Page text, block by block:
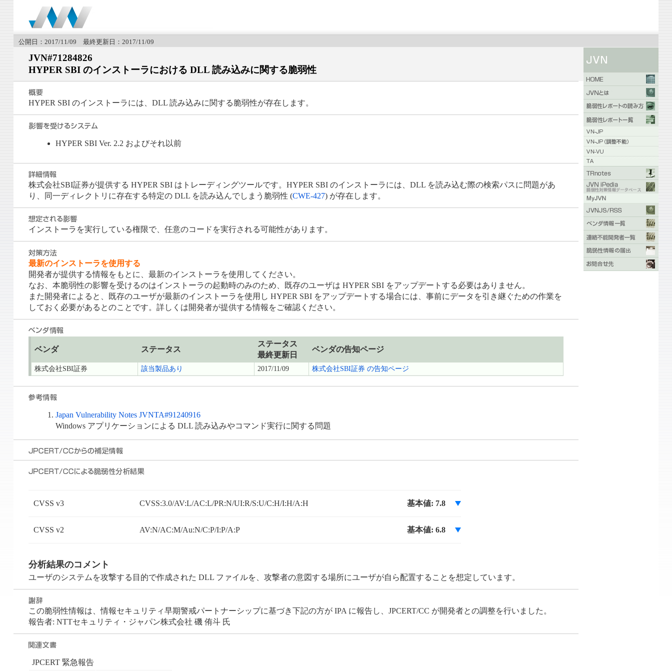
公開日：2017/11/09 最終更新日：2017/11/09
JVN#71284826
HYPER SBI のインストーラにおける DLL 読み込みに関する脆弱性
HYPER SBI のインストーラには、DLL 読み込みに関する脆弱性が存在します。
HYPER SBI Ver. 2.2 およびそれ以前
株式会社SBI証券が提供する HYPER SBI はトレーディングツールです。HYPER SBI のインストーラには、DLL を読み込む際の検索パスに問題があ
り、同一ディレクトリに存在する特定の DLL を読み込んでしまう脆弱性 (CWE-427) が存在します。
インストーラを実行している権限で、任意のコードを実行される可能性があります。
最新のインストーラを使用する
開発者が提供する情報をもとに、最新のインストーラを使用してください。
なお、本脆弱性の影響を受けるのはインストーラの起動時のみのため、既存のユーザは HYPER SBI をアップデートする必要はありません。
また開発者によると、既存のユーザが最新のインストーラを使用し HYPER SBI をアップデートする場合には、事前にデータを引き継ぐための作業を
しておく必要があるとのことです。詳しくは開発者が提供する情報をご確認ください。
ベンダ ステータス
ステータス
最終更新日
ベンダの告知ページ
株式会社SBI証券 該当製品あり 2017/11/09 株式会社SBI証券 の告知ページ
Japan Vulnerability Notes JVNTA#91240916
Windows アプリケーションによる DLL 読み込みやコマンド実行に関する問題
CVSS v3 CVSS:3.0/AV:L/AC:L/PR:N/UI:R/S:U/C:H/I:H/A:H 基本値: 7.8
CVSS v2 AV:N/AC:M/Au:N/C:P/I:P/A:P 基本値: 6.8
分析結果のコメント
ユーザのシステムを攻撃する目的で作成された DLL ファイルを、攻撃者の意図する場所にユーザが自ら配置することを想定しています。
この脆弱性情報は、情報セキュリティ早期警戒パートナーシップに基づき下記の方が IPA に報告し、JPCERT/CC が開発者との調整を行いました。
報告者: NTTセキュリティ・ジャパン株式会社 磯 侑斗 氏
JPCERT 緊急報告